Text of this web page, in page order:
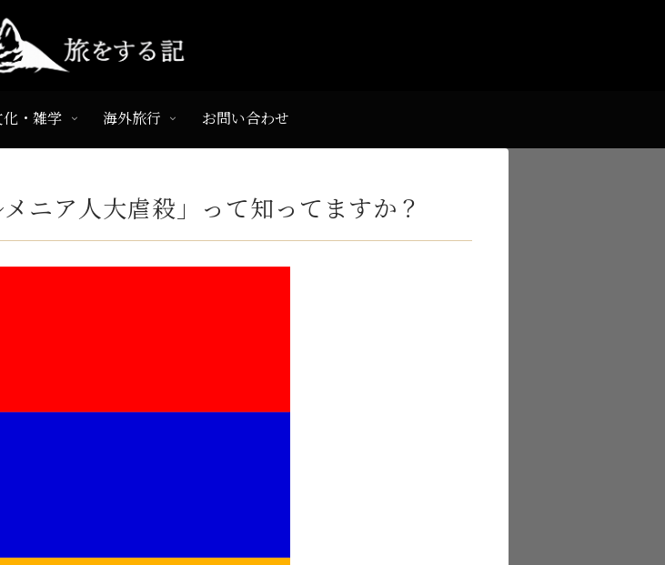
・雑学 海外旅行 お問い合わせ
ニア人大虐殺」って知ってますか？